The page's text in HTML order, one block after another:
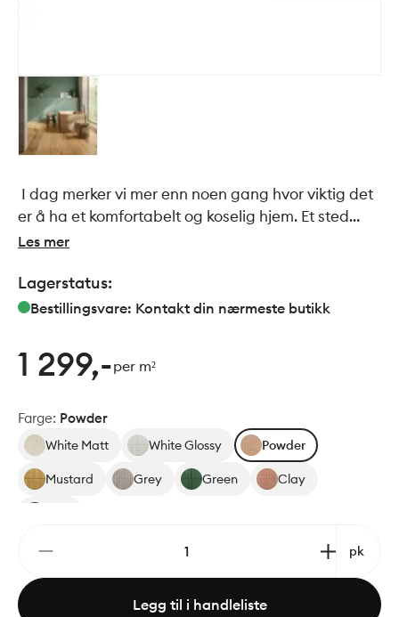
I dag merker vi mer enn noen gang hvor viktig det
er å ha et komfortabelt og koselig hjem. Et sted
hvor du kan finne fred, ro og kjærlighet. Homey-
gjennom sin varme materialfølelse. Homey har en
litt bølget og ugjennomsiktig tekstur, i stand til å
av keramikk. Et moderne materiale som er svært
motstandsdyktig.
Les mer
Lagerstatus:
Bestillingsvare: Kontakt din nærmeste butikk
1 299,-per m²
Farge: Powder
White Matt White Glossy Powder
Mustard Grey Green Clay
pk
Legg til i handleliste